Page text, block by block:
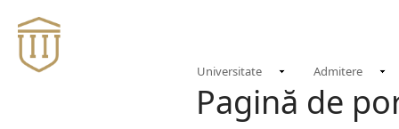
Universitate Admitere
Pagină de